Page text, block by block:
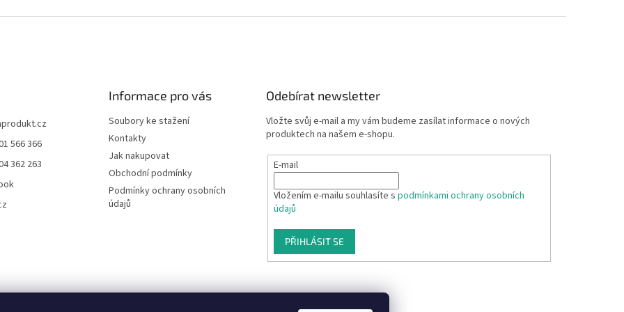
566 366
362 263
Informace pro vás
Soubory ke stažení
Kontakty
Jak nakupovat
Obchodní podmínky
Podmínky ochrany osobních
údajů
Odebírat newsletter
Vložte svůj e-mail a my vám budeme zasílat informace o nových
produktech na našem e-shopu.
E-mail
Vložením e-mailu souhlasíte spodmínkami ochrany osobních
údajů
PŘIHLÁSIT SE